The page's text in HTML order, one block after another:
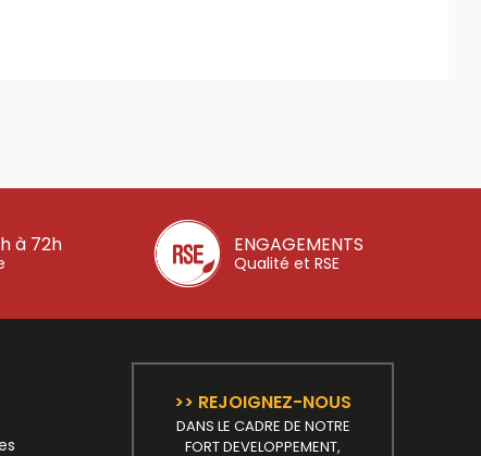
à 72h ENGAGEMENTS
Qualité et RSE
>> REJOIGNEZ-NOUS
DANS LE CADRE DE NOTRE
FORT DEVELOPPEMENT,